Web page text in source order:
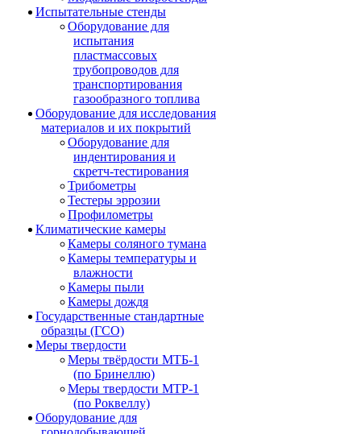
Испытательные стенды
Оборудование для
испытания
пластмассовых
трубопроводов для
транспортирования
газообразного топлива
Оборудование для исследования
материалов и их покрытий
Оборудование для
индентирования и
скретч-тестирования
Трибометры
Тестеры эррозии
Профилометры
Климатические камеры
Камеры соляного тумана
Камеры температуры и
влажности
Камеры пыли
Камеры дождя
Государственные стандартные
образцы (ГСО)
Меры твердости
Меры твёрдости МТБ-1
(по Бринеллю)
Меры твердости МТР-1
(по Роквеллу)
Оборудование для